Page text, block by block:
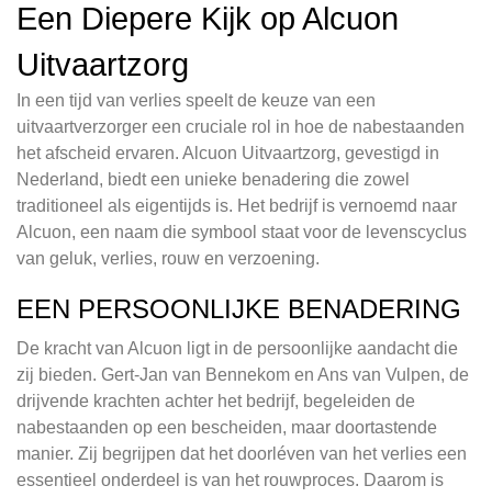
Een Diepere Kijk op Alcuon
Uitvaartzorg
In een tijd van verlies speelt de keuze van een
uitvaartverzorger een cruciale rol in hoe de nabestaanden
het afscheid ervaren. Alcuon Uitvaartzorg, gevestigd in
Nederland, biedt een unieke benadering die zowel
traditioneel als eigentijds is. Het bedrijf is vernoemd naar
Alcuon, een naam die symbool staat voor de levenscyclus
van geluk, verlies, rouw en verzoening.
EEN PERSOONLIJKE BENADERING
De kracht van Alcuon ligt in de persoonlijke aandacht die
zij bieden. Gert-Jan van Bennekom en Ans van Vulpen, de
drijvende krachten achter het bedrijf, begeleiden de
nabestaanden op een bescheiden, maar doortastende
manier. Zij begrijpen dat het doorléven van het verlies een
essentieel onderdeel is van het rouwproces. Daarom is